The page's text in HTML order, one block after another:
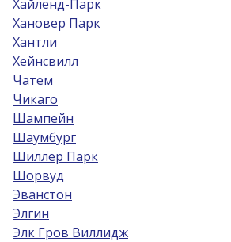
Хайленд-Парк
Хановер Парк
Хантли
Хейнсвилл
Чатем
Чикаго
Шампейн
Шаумбург
Шиллер Парк
Шорвуд
Эванстон
Элгин
Элк Гров Виллидж